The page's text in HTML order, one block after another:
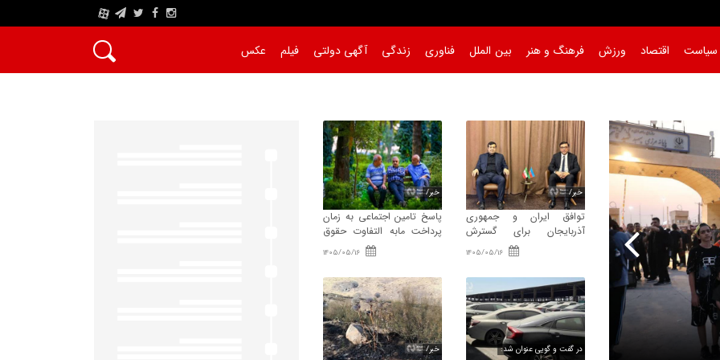
A
سیاست اقتصاد ورزش فرهنگ و هنر بین الملل فناوری زندگی آگهی دولتی فیلم عکس
خبر/
بررسی امکان راه‌ اندازی پرواز مستقیم تبریز- طرابوزان
خبر/
توافق ایران و جمهوری
آذربایجان برای گسترش
همکاری‌ های ورزش و جوانان
1405/05/16
خبر/
پاسخ تامین‌ اجتماعی به زمان
پرداخت مابه‌ التفاوت حقوق
1405/05/16
در گفت و گویی عنوان شد: خبر/